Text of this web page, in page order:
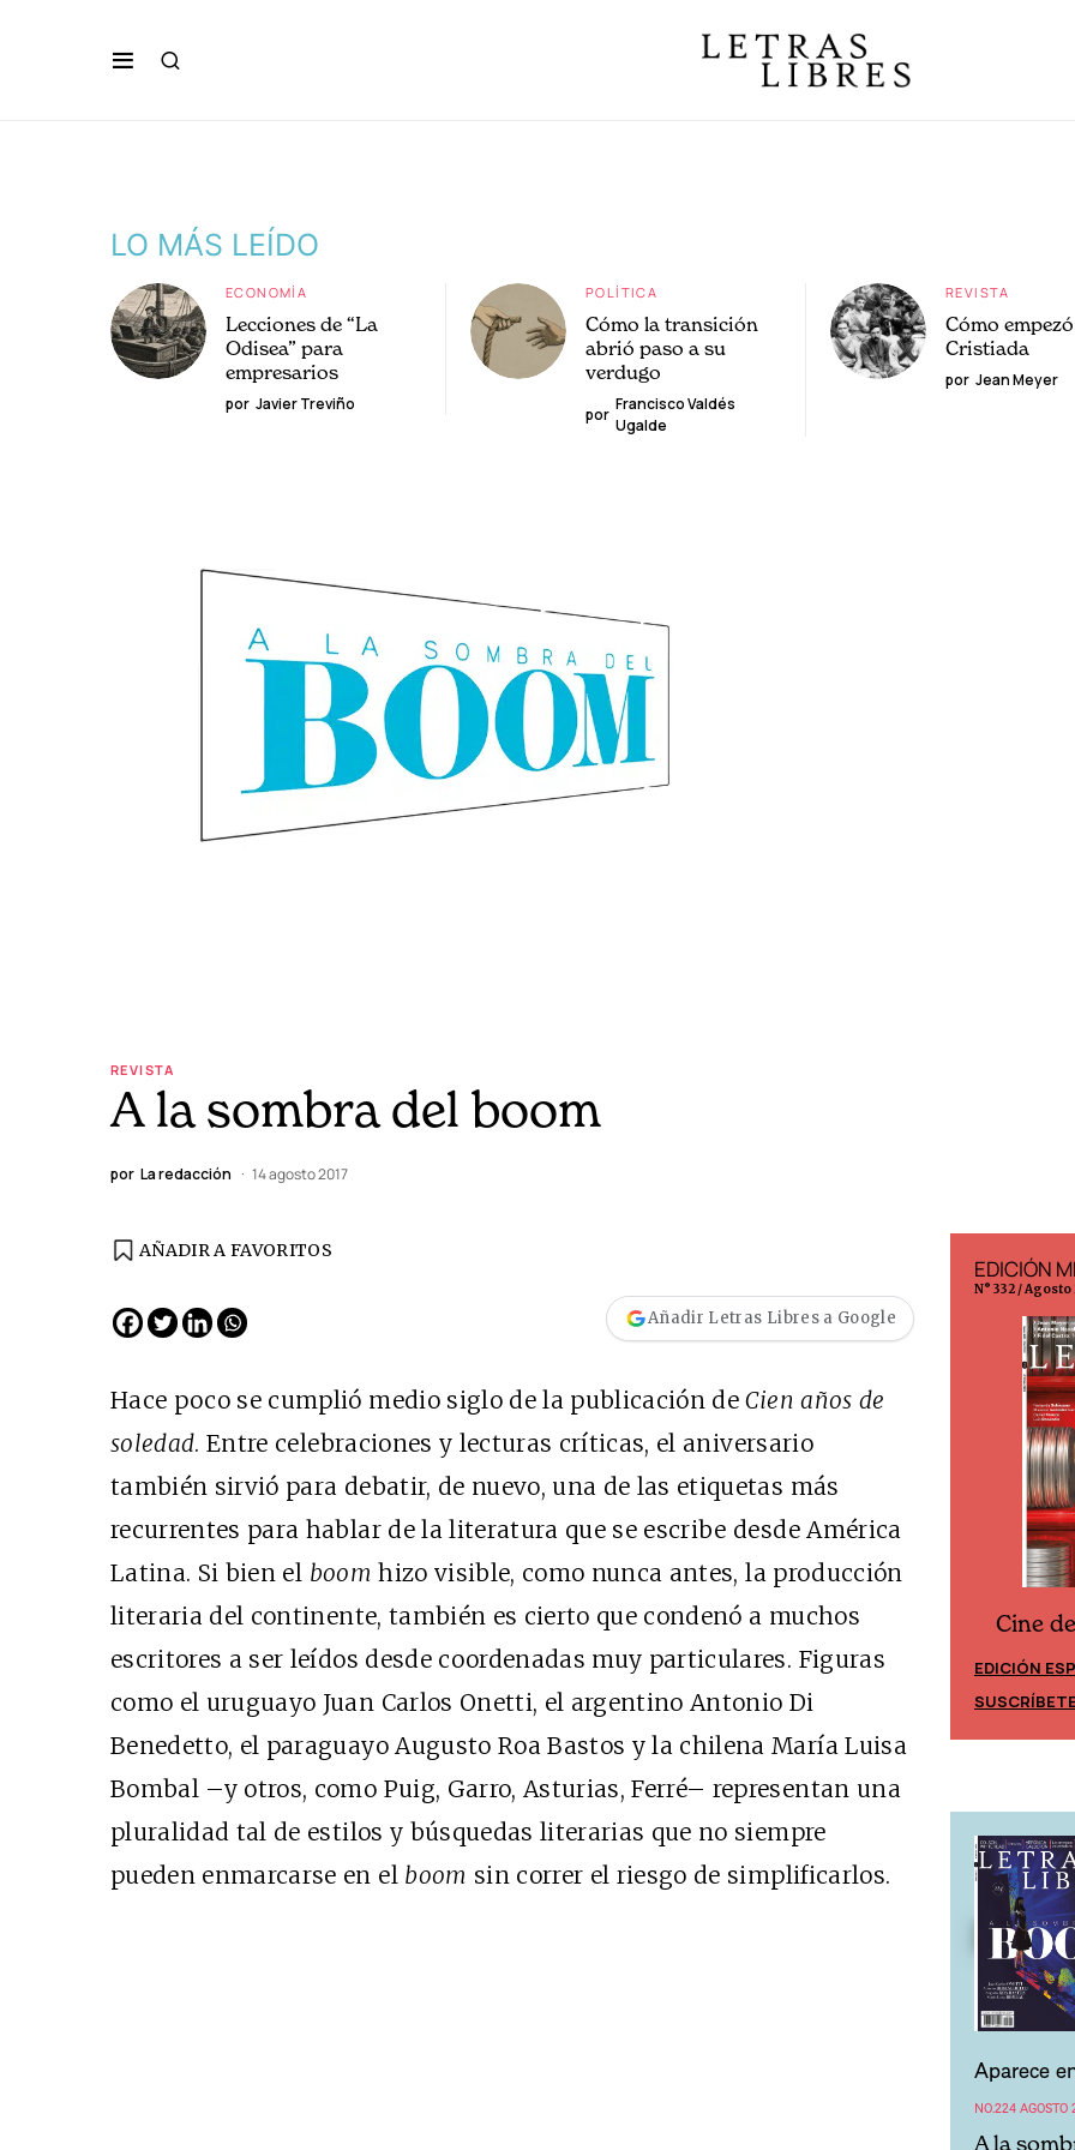
LO MÁS LEÍDO
ECONOMÍA
Lecciones de “La
Odisea” para
empresarios
por Javier Treviño
POLÍTICA
Cómo la transición
abrió paso a su
verdugo
por
Francisco Valdés
Ugalde
REVISTA
Cómo
Cristiada
por Jean Meyer
REVISTA
A la sombra del boom
por La redacción 14 agosto 2017
AÑADIR A FAVORITOS
Añadir Letras Libres a Google
Hace poco se cumplió medio siglo de la publicación deCien años de
soledad. Entre celebraciones y lecturas críticas, el aniversario
también sirvió para debatir, de nuevo, una de las etiquetas más
recurrentes para hablar de la literatura que se escribe desde América
Latina. Si bien el boom hizo visible, como nunca antes, la producción
literaria del continente, también es cierto que condenó a muchos
escritores a ser leídos desde coordenadas muy particulares. Figuras
como el uruguayo Juan Carlos Onetti, el argentino Antonio Di
Benedetto, el paraguayo Augusto Roa Bastos y la chilena María Luisa
Bombal –y otros, como Puig, Garro, Asturias, Ferré– representan una
pluralidad tal de estilos y búsquedas literarias que no siempre
pueden enmarcarse en el boom sin correr el riesgo de simplificarlos.
Cine desde los márgenes
EDICIÓN MÉXICO
SUSCRÍBETE
EDICIÓN
N° 332 / Agosto
Cine
EDICIÓN
Aparece
NO.224 AGOSTO
A la